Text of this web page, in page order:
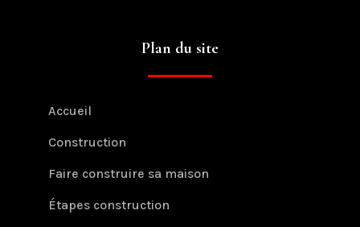
Plan du site
Accueil
Construction
Faire construire sa maison
Étapes construction